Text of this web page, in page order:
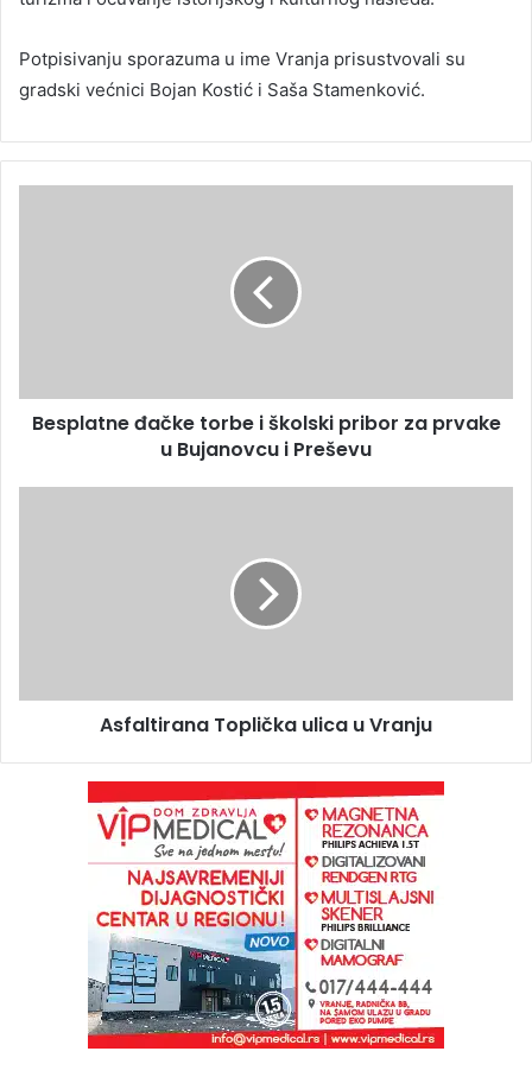
Potpisivanju sporazuma u ime Vranja prisustvovali su
gradski većnici Bojan Kostić i Saša Stamenković.
Besplatne đačke torbe i školski pribor za prvake
u Bujanovcu i Preševu
Asfaltirana Toplička ulica u Vranju